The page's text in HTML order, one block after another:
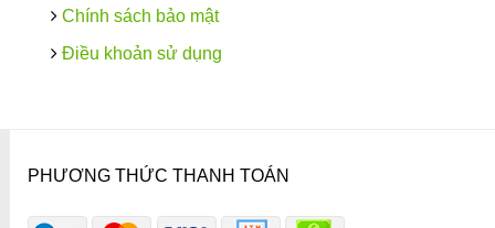
Chính sách bảo mật
Điều khoản sử dụng
PHƯƠNG THỨC THANH TOÁN